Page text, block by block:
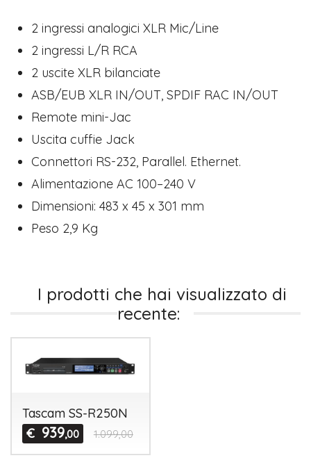
2 ingressi analogici XLR Mic/Line
2 ingressi L/R RCA
2 uscite XLR bilanciate
ASB/EUB XLR IN/OUT, SPDIF RAC IN/OUT
Remote mini-Jac
Uscita cuffie Jack
Connettori RS-232, Parallel. Ethernet.
Alimentazione AC 100–240 V
Dimensioni: 483 x 45 x 301 mm
Peso 2,9 Kg
I prodotti che hai visualizzato di
recente:
Tascam SS-R250N
€ 939,00 1.099,00